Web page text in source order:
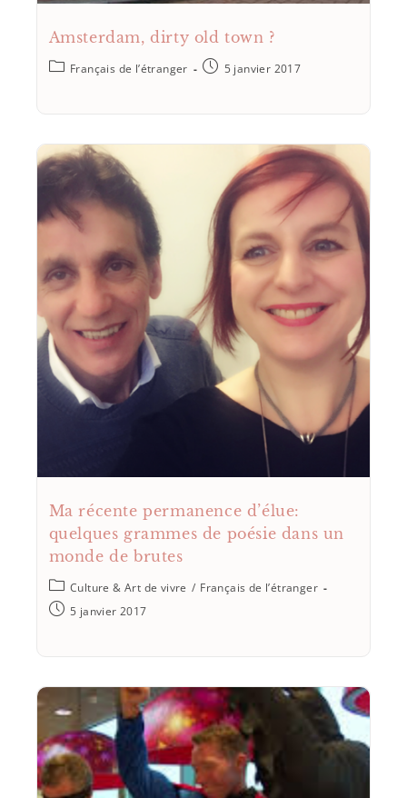
Amsterdam, dirty old town ?
Français de l’étranger 5 janvier 2017
Ma récente permanence d’élue:
quelques grammes de poésie dans un
monde de brutes
Culture & Art de vivre / Français de l’étranger
5 janvier 2017